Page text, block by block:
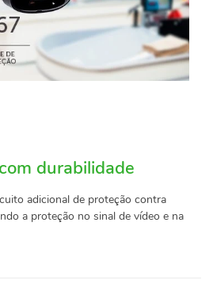
durabilidade
adicional de proteção contra
a proteção no sinal de vídeo e na